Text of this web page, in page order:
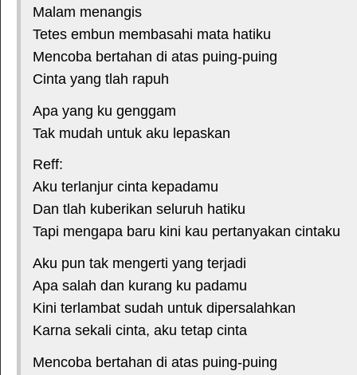
Malam menangis
Tetes embun membasahi mata hatiku
Mencoba bertahan di atas puing-puing
Cinta yang tlah rapuh
Apa yang ku genggam
Tak mudah untuk aku lepaskan
Reff:
Aku terlanjur cinta kepadamu
Dan tlah kuberikan seluruh hatiku
Tapi mengapa baru kini kau pertanyakan cintaku
Aku pun tak mengerti yang terjadi
Apa salah dan kurang ku padamu
Kini terlambat sudah untuk dipersalahkan
Karna sekali cinta, aku tetap cinta
Mencoba bertahan di atas puing-puing